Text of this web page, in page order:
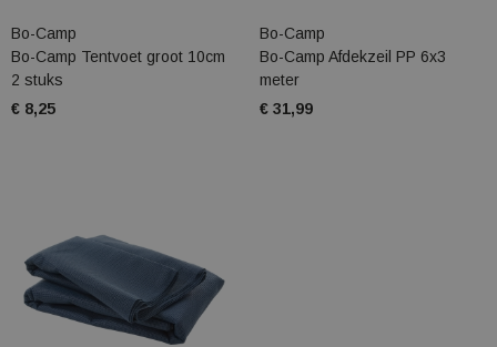
Bo-Camp
Bo-Camp Tentvoet groot 10cm
2 stuks
€ 8,25
Bo-Camp
Bo-Camp Afdekzeil PP 6x3
meter
€ 31,99